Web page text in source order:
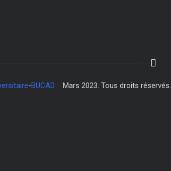
-BUCAD Mars 2023. Tous droits réservés.